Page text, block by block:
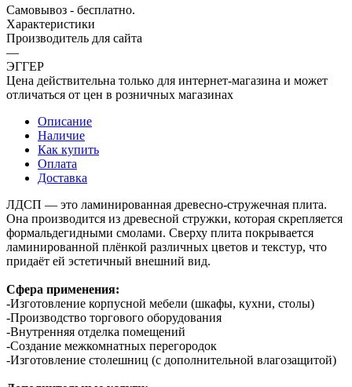
Самовывоз - бесплатно.
Характеристики
Производитель для сайта
—
ЭГГЕР
Цена действительна только для интернет-магазина и может
отличаться от цен в розничных магазинах
Описание
Наличие
Как купить
Оплата
Доставка
ЛДСП — это ламинированная древесно-стружечная плита.
Она производится из древесной стружки, которая скрепляется
формальдегидными смолами. Сверху плита покрывается
ламинированной плёнкой различных цветов и текстур, что
придаёт ей эстетичный внешний вид.
Сфера применения:
-Изготовление корпусной мебели (шкафы, кухни, столы)
-Производство торгового оборудования
-Внутренняя отделка помещений
-Создание межкомнатных перегородок
-Изготовление столешниц (с дополнительной влагозащитой)